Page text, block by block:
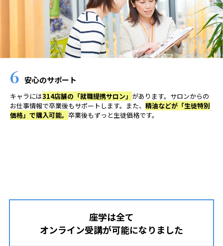
6 安心のサポート
キャラには314店舗の「就職提携サロン」 があります。サロンからの
お仕事情報で卒業後もサポートします。また、 精油などが「生徒特別
価格」で購入可能。 卒業後もずっと生徒価格です。
座学は全て
オンライン受講が可能になりました